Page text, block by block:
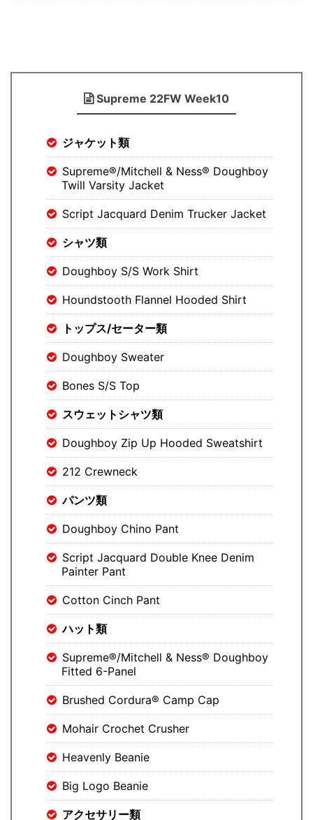
Supreme 22FW Week10
ジャケット類
Supreme®/Mitchell & Ness® Doughboy
Twill Varsity Jacket
Script Jacquard Denim Trucker Jacket
シャツ類
Doughboy S/S Work Shirt
Houndstooth Flannel Hooded Shirt
トップス/セーター類
Doughboy Sweater
Bones S/S Top
スウェットシャツ類
Doughboy Zip Up Hooded Sweatshirt
212 Crewneck
パンツ類
Doughboy Chino Pant
Script Jacquard Double Knee Denim
Painter Pant
Cotton Cinch Pant
ハット類
Supreme®/Mitchell & Ness® Doughboy
Fitted 6-Panel
Brushed Cordura® Camp Cap
Mohair Crochet Crusher
Heavenly Beanie
Big Logo Beanie
アクセサリー類